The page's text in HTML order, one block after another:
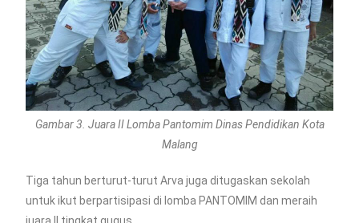
Gambar 3. Juara II Lomba Pantomim Dinas Pendidikan Kota
Malang
Tiga tahun berturut-turut Arva juga ditugaskan sekolah
untuk ikut berpartisipasi di lomba PANTOMIM dan meraih
juara II tingkat gugus.